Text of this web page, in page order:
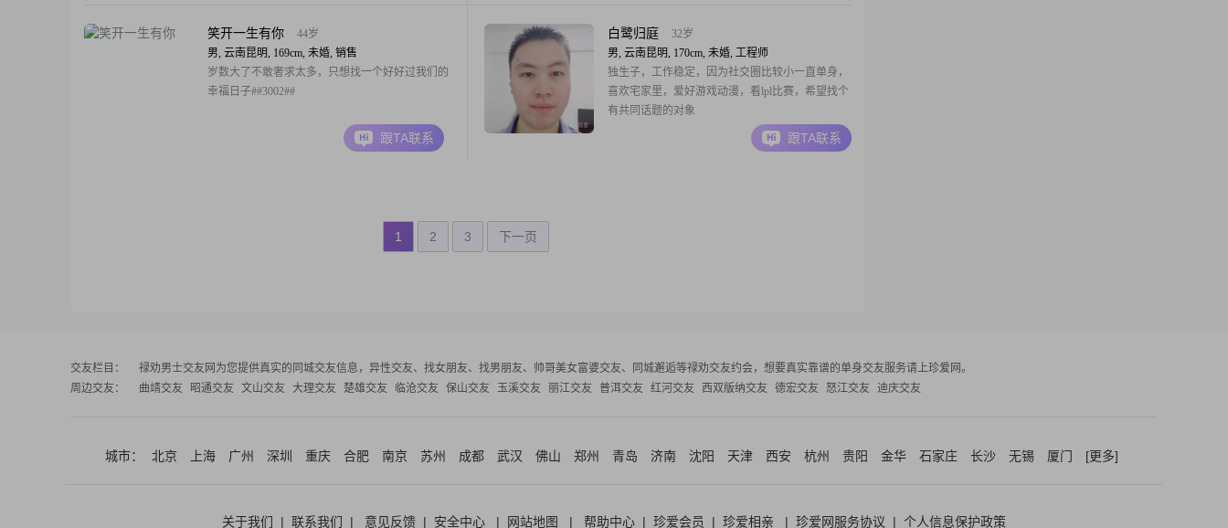
开心老！平台美花皆很多！诚盼谁喜我哟？
笑开一生有你
44岁
男, 云南昆明, 169cm, 未婚, 销售
岁数大了不敢奢求太多，只想找一个好好过我们的
幸福日子##3002##
跟TA联系
白鹭归庭
32岁
男, 云南昆明, 170cm, 未婚, 工程师
独生子，工作稳定，因为社交圈比较小一直单身，
喜欢宅家里，爱好游戏动漫，看lpl比赛，希望找个
有共同话题的对象
跟TA联系
1 2 3 下一页
交友栏目： 禄劝男士交友网 为您提供真实的同城交友信息，异性交友、找女朋友、找男朋友、帅哥美女富婆交友、同城邂逅等禄劝交友约会，想要真实靠谱的单身交友服务请上珍爱网。
周边交友：
曲靖交友 昭通交友 文山交友 大理交友 楚雄交友 临沧交友 保山交友 玉溪交友 丽江交友 普洱交友 红河交友 西双版纳交友 德宏交友 怒江交友 迪庆交友
城市： 北京 上海 广州 深圳 重庆 合肥 南京 苏州 成都 武汉 佛山 郑州 青岛 济南 沈阳 天津 西安 杭州 贵阳 金华 石家庄 长沙 无锡 厦门 [更多]
关于我们 | 联系我们 | 意见反馈 | 安全中心 | 网站地图 | 帮助中心 | 珍爱会员 | 珍爱相亲 | 珍爱网服务协议 | 个人信息保护政策